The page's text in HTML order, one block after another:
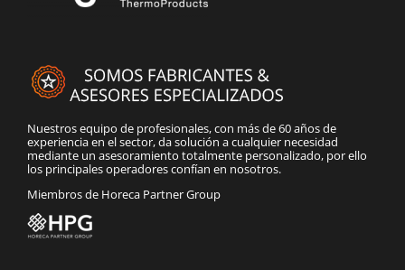
Nuestros equipo de profesionales, con más de 60 años de
experiencia en el sector, da solución a cualquier necesidad
mediante un asesoramiento totalmente personalizado, por ello
los principales operadores confían en nosotros.
Miembros de Horeca Partner Group